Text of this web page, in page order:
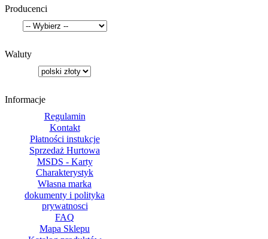
Producenci
Waluty
Informacje
Regulamin
Kontakt
Płatności instukcje
Sprzedaż Hurtowa
MSDS - Karty
Charakterystyk
Własna marka
dokumenty i polityka
prywatnosci
FAQ
Mapa Sklepu